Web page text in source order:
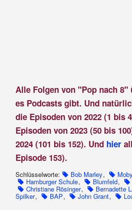
Alle Folgen von "Pop nach
es Podcasts gibt. Und
die Episoden von 2022 (1 bis
Episoden von 2023 (50 bis
2024 (101 bis 152). Und hier
Episode 153).
Schlüsselworte: Bob Marley, Moby
Hamburger Schule, Blumfeld,
Christiane Rösinger, Bernadette
Spilker, BAP, John Grant,